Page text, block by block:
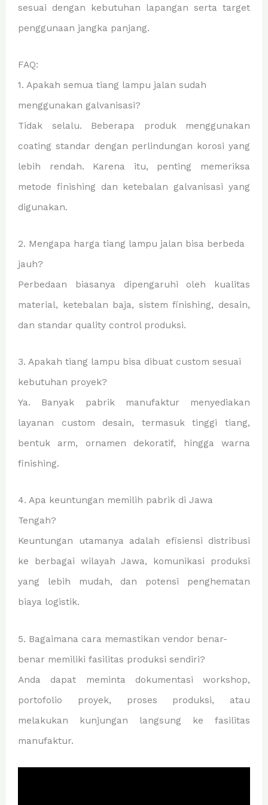
sesuai dengan kebutuhan lapangan serta target
penggunaan jangka panjang.
FAQ:
1. Apakah semua tiang lampu jalan sudah
menggunakan galvanisasi?
Tidak selalu. Beberapa produk menggunakan
coating standar dengan perlindungan korosi yang
lebih rendah. Karena itu, penting memeriksa
metode finishing dan ketebalan galvanisasi yang
digunakan.
2. Mengapa harga tiang lampu jalan bisa berbeda
jauh?
Perbedaan biasanya dipengaruhi oleh kualitas
material, ketebalan baja, sistem finishing, desain,
dan standar quality control produksi.
3. Apakah tiang lampu bisa dibuat custom sesuai
kebutuhan proyek?
Ya. Banyak pabrik manufaktur menyediakan
layanan custom desain, termasuk tinggi tiang,
bentuk arm, ornamen dekoratif, hingga warna
finishing.
4. Apa keuntungan memilih pabrik di Jawa
Tengah?
Keuntungan utamanya adalah efisiensi distribusi
ke berbagai wilayah Jawa, komunikasi produksi
yang lebih mudah, dan potensi penghematan
biaya logistik.
5. Bagaimana cara memastikan vendor benar-
benar memiliki fasilitas produksi sendiri?
Anda dapat meminta dokumentasi workshop,
portofolio proyek, proses produksi, atau
melakukan kunjungan langsung ke fasilitas
manufaktur.